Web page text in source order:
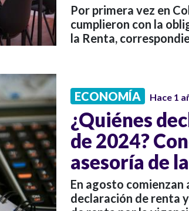
Por primera vez en
cumplieron con la
la Renta,
ECONOMÍA Hace 1
¿Quiénes
de 2024?
asesoría de
En agosto comienzan
declaración de renta